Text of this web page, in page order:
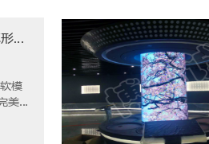
深圳南山保利文化广场 三楼双面圆环形屏 项目完美竣工